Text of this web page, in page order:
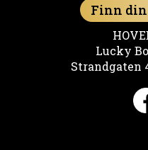
Finn
Lucky
Strandgaten